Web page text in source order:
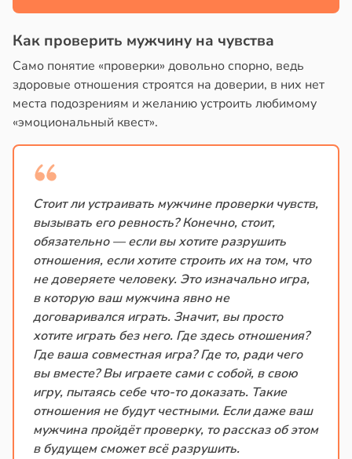
Как проверить мужчину на чувства
Само понятие «проверки» довольно спорно, ведь
здоровые отношения строятся на доверии, в них нет
места подозрениям и желанию устроить любимому
«эмоциональный квест».
Стоит ли устраивать мужчине проверки чувств,
вызывать его ревность? Конечно, стоит,
обязательно — если вы хотите разрушить
отношения, если хотите строить их на том, что
не доверяете человеку. Это изначально игра,
в которую ваш мужчина явно не
договаривался играть. Значит, вы просто
хотите играть без него. Где здесь отношения?
Где ваша совместная игра? Где то, ради чего
вы вместе? Вы играете сами с собой, в свою
игру, пытаясь себе что-то доказать. Такие
отношения не будут честными. Если даже ваш
мужчина пройдёт проверку, то рассказ об этом
в будущем сможет всё разрушить.